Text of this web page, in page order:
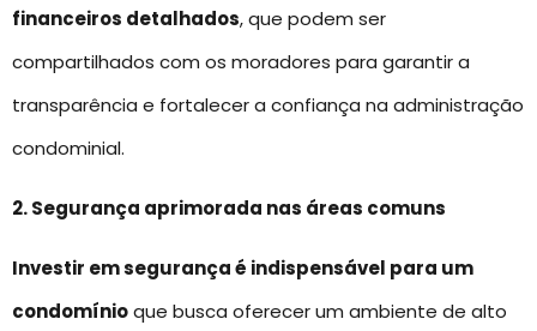
financeiros detalhados, que podem ser
compartilhados com os moradores para garantir a
transparência e fortalecer a confiança na administração
condominial.
2. Segurança aprimorada nas áreas comuns
Investir em segurança é indispensável para um
condomínioque busca oferecer um ambiente de alto